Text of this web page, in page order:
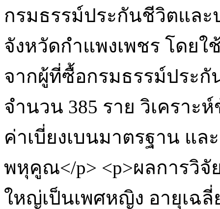
กรมธรรม์ประกันชีวิตแล
จังหวัดกำแพงเพชร โดย
จากผู้ที่ซื้อกรมธรรม์ประ
จำนวน 385 ราย วิเคราะ
ค่าเบี่ยงเบนมาตรฐาน แล
พหุคูณ</p> <p>ผลการวิ
ใหญ่เป็นเพศหญิง อายุเฉ